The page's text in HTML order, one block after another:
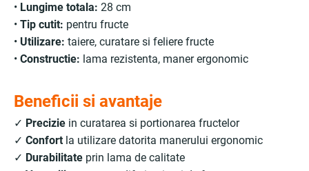
• Lungime totala: 28 cm
• Tip cutit: pentru fructe
• Utilizare: taiere, curatare si feliere fructe
• Constructie: lama rezistenta, maner ergonomic
Beneficii si avantaje
✓ Precizie in curatarea si portionarea fructelor
✓ Confort la utilizare datorita manerului ergonomic
✓ Durabilitate prin lama de calitate